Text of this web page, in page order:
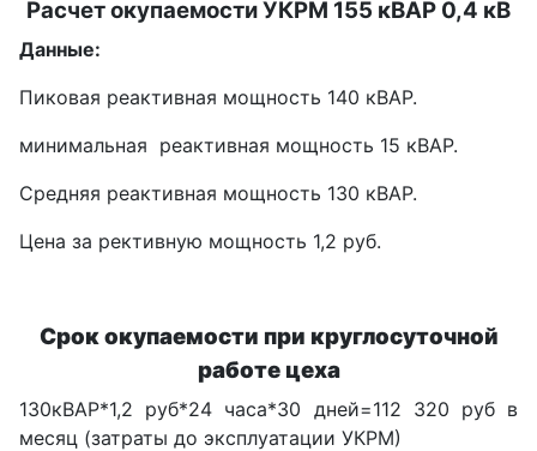
Расчет окупаемости УКРМ 155 кВАР 0,4 кВ
Данные:
Пиковая реактивная мощность 140 кВАР.
минимальная реактивная мощность 15 кВАР.
Средняя реактивная мощность 130 кВАР.
Цена за рективную мощность 1,2 руб.
Срок окупаемости при круглосуточной
работе цеха
130кВАР*1,2 руб*24 часа*30 дней=112 320 руб в
месяц (затраты до эксплуатации УКРМ)